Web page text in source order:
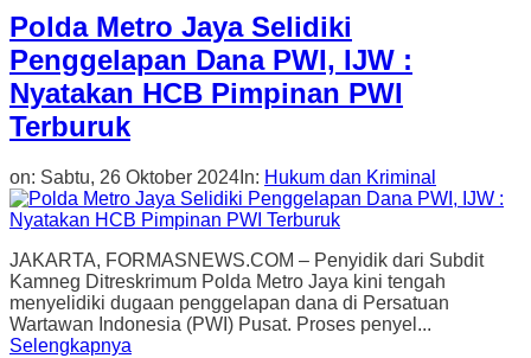
Polda Metro Jaya Selidiki
Penggelapan Dana PWI, IJW :
Nyatakan HCB Pimpinan PWI
Terburuk
on: Sabtu, 26 Oktober 2024 In: Hukum dan Kriminal
JAKARTA, FORMASNEWS.COM – Penyidik dari Subdit
Kamneg Ditreskrimum Polda Metro Jaya kini tengah
menyelidiki dugaan penggelapan dana di Persatuan
Wartawan Indonesia (PWI) Pusat. Proses penyel...
Selengkapnya